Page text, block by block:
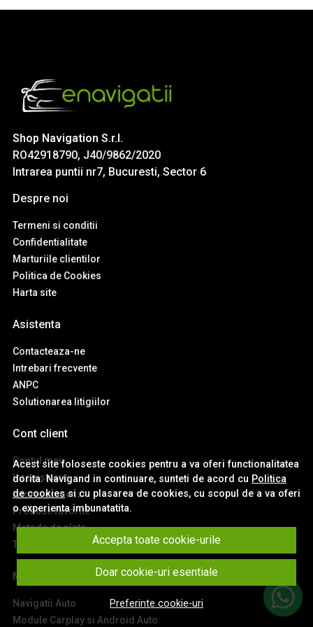
Acest site foloseste cookies pentru a va oferi functionalitatea
dorita. Navigand in continuare, sunteti de acord cu Politica
de cookiessi cu plasarea de cookies, cu scopul de a va oferi
o experienta imbunatatita.
Accepta toate cookie-urile
Doar cookie-uri esentiale
Preferinte cookie-uri
Shop Navigation S.r.l.
RO42918790, J40/9862/2020
Intrarea puntii nr7, Bucuresti, Sector 6
Despre noi
Termeni si conditii
Confidentialitate
Marturiile clientilor
Politica de Cookies
Harta site
Asistenta
Contacteaza-ne
Intrebari frecvente
ANPC
Solutionarea litigiilor
Cont client
Contul meu
Inregistrare
Istoric comenzi
Produse favorite
Metode de plata
Transport si retururi
Main
Navigatii Auto
Module Carplay si Android Auto